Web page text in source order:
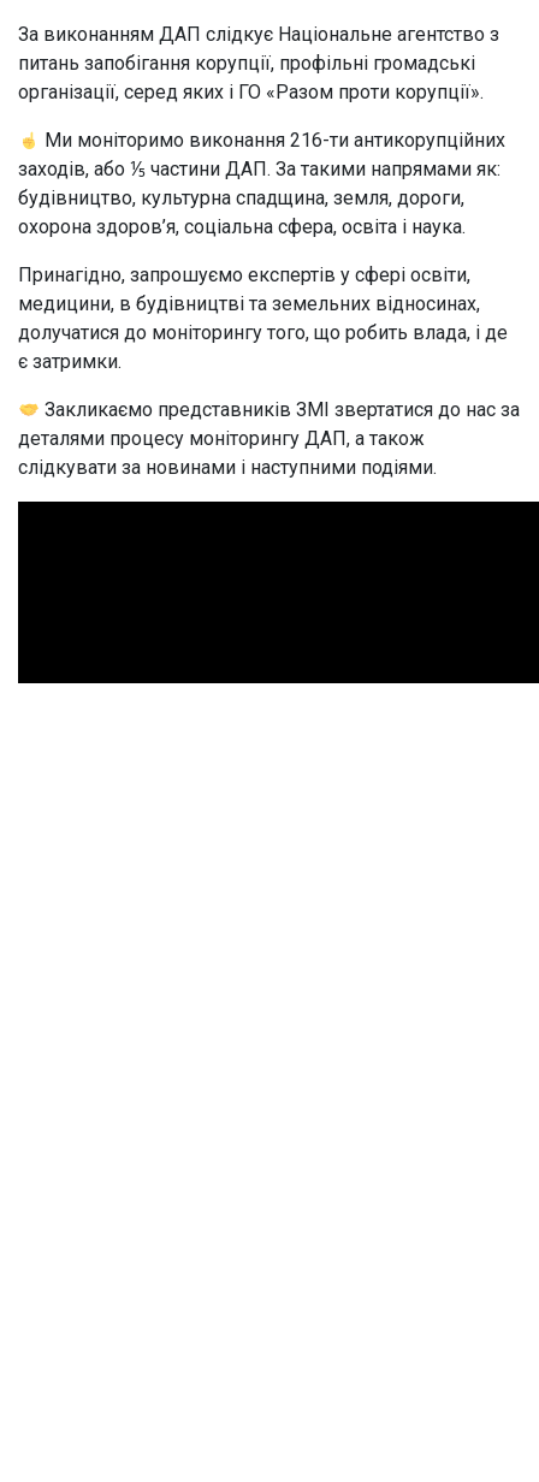
За виконанням ДАП слідкує Національне агентство з
питань запобігання корупції, профільні громадські
організації, серед яких і ГО «Разом проти корупції».
Ми моніторимо виконання 216-ти антикорупційних
заходів, або ⅕ частини ДАП. За такими напрямами як:
будівництво, культурна спадщина, земля, дороги,
охорона здоров’я, соціальна сфера, освіта і наука.
Принагідно, запрошуємо експертів у сфері освіти,
медицини, в будівництві та земельних відносинах,
долучатися до моніторингу того, що робить влада, і де
є затримки.
Закликаємо представників ЗМІ звертатися до нас за
деталями процесу моніторингу ДАП, а також
слідкувати за новинами і наступними подіями.